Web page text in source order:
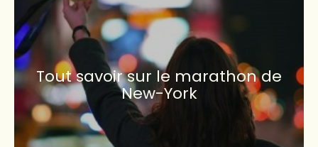
Tout savoir sur le marathon de
New-York